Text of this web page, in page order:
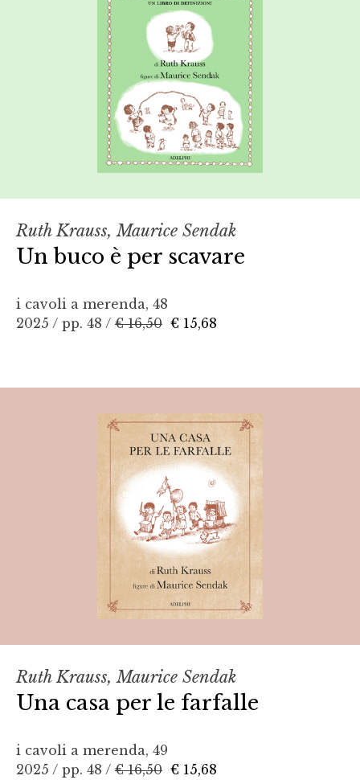
Ruth Krauss, Maurice Sendak
Un buco è per scavare
i cavoli a merenda, 48
2025 / pp. 48 / € 16,50 € 15,68
Ruth Krauss, Maurice Sendak
Una casa per le farfalle
i cavoli a merenda, 49
2025 / pp. 48 / € 16,50 € 15,68